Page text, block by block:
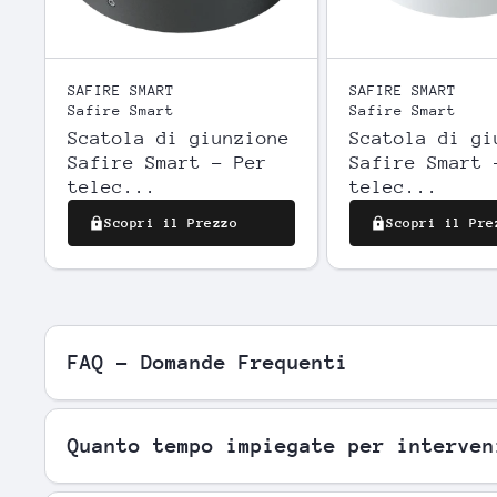
SAFIRE SMART
Safire Smart
Scatola di giunzione
Safire Smart - Per
telec...
Scopri il Prezzo
SAFIRE SMART
Safire Smart
Scatola di
Safire Smart
telec...
Scopri il
FAQ - Domande Frequenti
Quanto tempo impiegate per